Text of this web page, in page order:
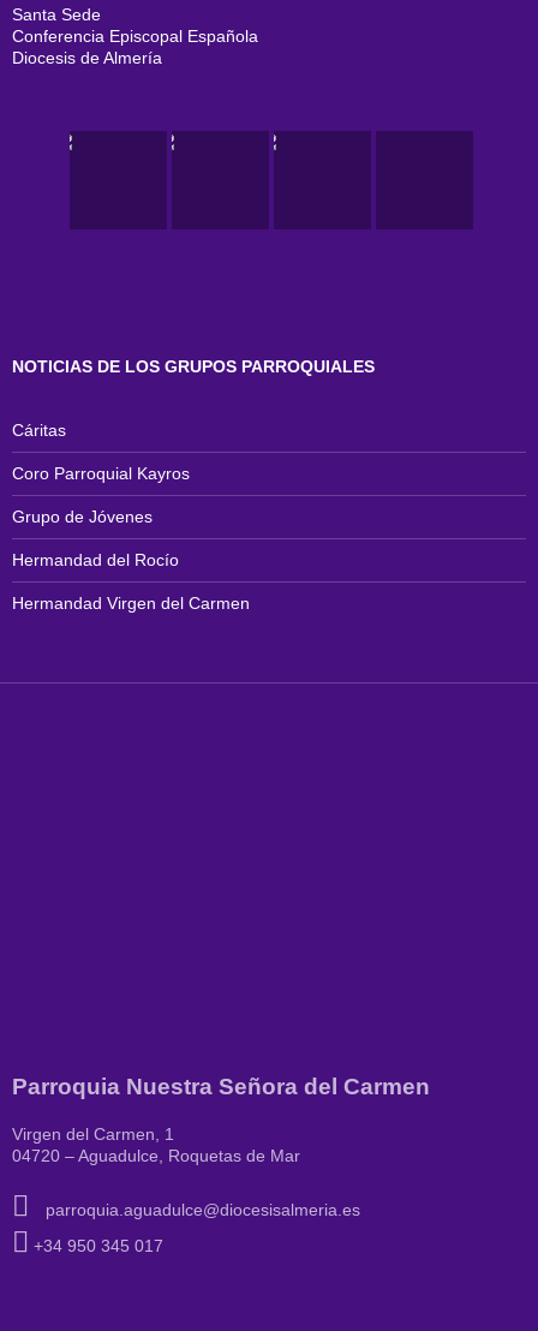
Santa Sede
Conferencia Episcopal Española
Diocesis de Almería
NOTICIAS DE LOS GRUPOS PARROQUIALES
Cáritas
Coro Parroquial Kayros
Grupo de Jóvenes
Hermandad del Rocío
Hermandad Virgen del Carmen
Parroquia Nuestra Señora del Carmen
Virgen del Carmen, 1
04720 – Aguadulce, Roquetas de Mar
parroquia.aguadulce@diocesisalmeria.es
+34 950 345 017